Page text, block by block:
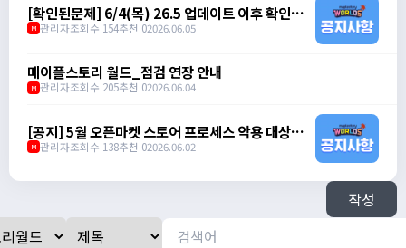
[확인된문제] 6/4(목) 26.5 업데이트 이후 확인된
문제 안내
M 관리자조회수 154추천 02026.06.05
메이플스토리 월드_점검 연장 안내
M 관리자조회수 205추천 02026.06.04
[공지] 5월 오픈마켓 스토어 프로세스 악용 대상자
제재 안내
M 관리자조회수 138추천 02026.06.02
작성